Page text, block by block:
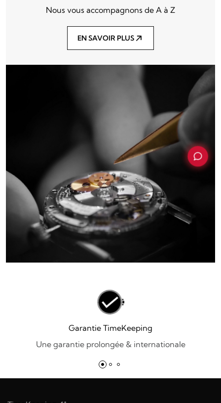
Nous vous accompagnons de A à Z
EN SAVOIR PLUS
Garantie TimeKeeping
Une garantie prolongée & internationale